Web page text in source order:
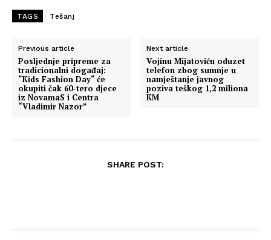
TAGS Tešanj
Previous article
Posljednje pripreme za
tradicionalni događaj:
“Kids Fashion Day“ će
okupiti čak 60-tero djece
iz NovamaS i Centra
“Vladimir Nazor”
Next article
Vojinu Mijatoviću oduzet
telefon zbog sumnje u
namještanje javnog
poziva teškog 1,2 miliona
KM
SHARE POST: